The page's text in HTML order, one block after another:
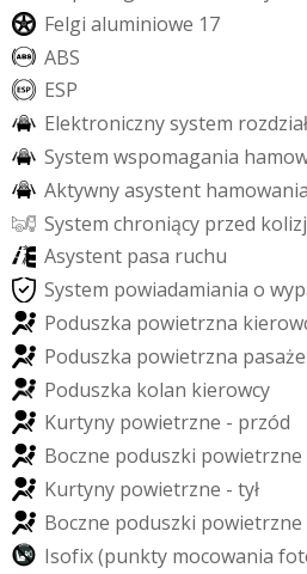
Felgi aluminiowe 17
ABS
ESP
Elektronicznysystem rozdział
System wspomagania hamo
Aktywnyasystent hamowania
System chroniący przed kolizj
Asystent pasa ruchu
System powiadamiania o wyp
Poduszka powietrzna kierow
Poduszka powietrzna pasaże
Poduszka kolan kierowcy
Kurtyny powietrzne - przód
Boczne poduszki powietrzne
Kurtyny powietrzne - tył
Boczne poduszki powietrzne
Isofix(punkty mocowania fot